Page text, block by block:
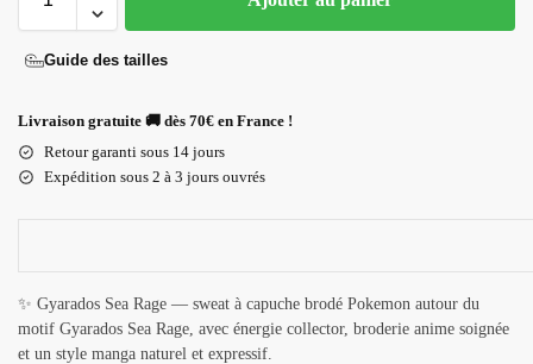
Guide des tailles
Livraison gratuite 🚚 dès 70€ en France !
Retour garanti sous 14 jours
Expédition sous 2 à 3 jours ouvrés
✨ Gyarados Sea Rage — sweat à capuche brodé Pokemon autour du
motif Gyarados Sea Rage, avec énergie collector, broderie anime soignée
et un style manga naturel et expressif.